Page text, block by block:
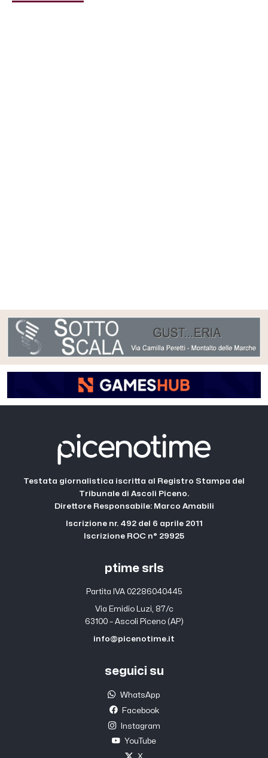
Testata giornalistica iscritta al Registro Stampa del
Tribunale di Ascoli Piceno.
Direttore Responsabile: Marco Amabili
Iscrizione nr. 492 del 6 aprile 2011
Iscrizione ROC n° 29925
ptime srls
Partita IVA 02286040445
Via Emidio Luzi, 87/c
63100 – Ascoli Piceno (AP)
info@picenotime.it
seguici su
WhatsApp
Facebook
Instagram
YouTube